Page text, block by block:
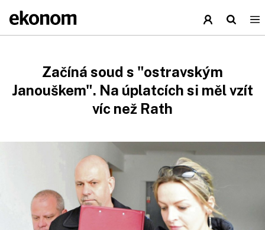
Začíná soud s "ostravským
Janouškem". Na úplatcích si měl vzít
víc než Rath